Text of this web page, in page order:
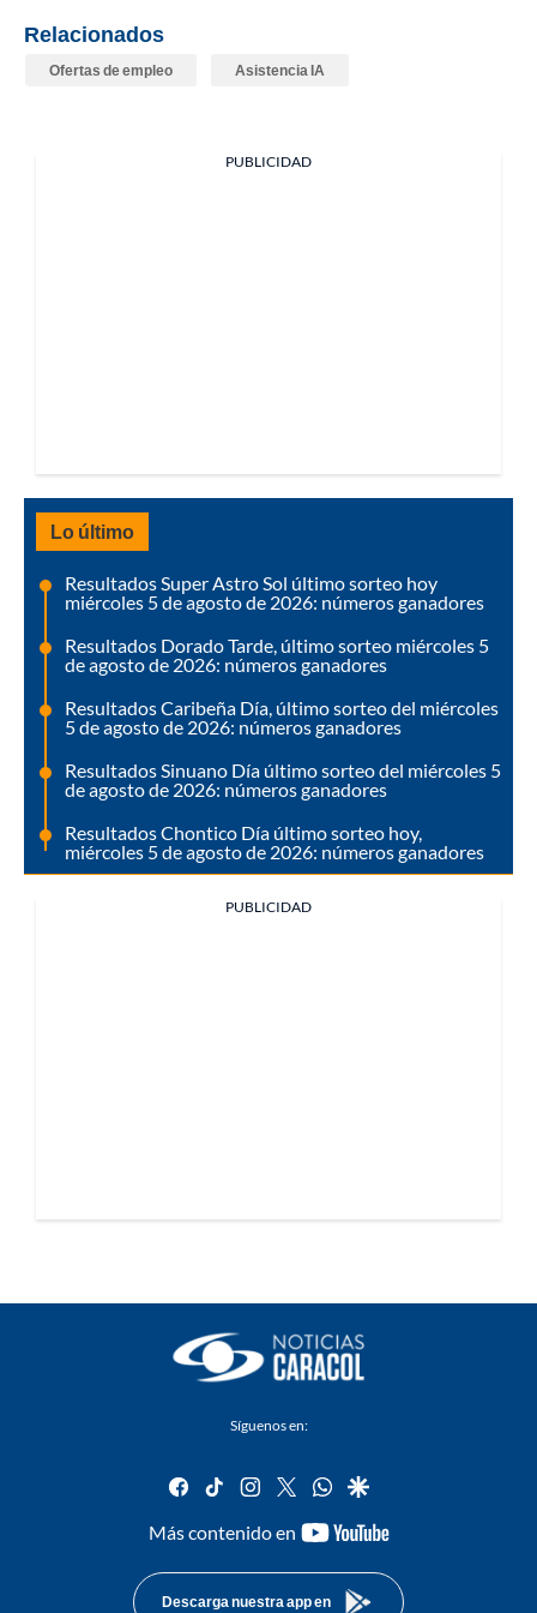
Relacionados
Ofertas de empleo Asistencia IA
PUBLICIDAD
Lo último
Resultados Super Astro Sol último sorteo hoy
miércoles 5 de agosto de 2026: números ganadores
Resultados Dorado Tarde, último sorteo miércoles 5
de agosto de 2026: números ganadores
Resultados Caribeña Día, último sorteo del miércoles
5 de agosto de 2026: números ganadores
Resultados Sinuano Día último sorteo del miércoles 5
de agosto de 2026: números ganadores
Resultados Chontico Día último sorteo hoy,
miércoles 5 de agosto de 2026: números ganadores
PUBLICIDAD
Síguenos en:
facebook
tiktok instagram
twitterwhatsapp
google
Más contenido en
youtube-
Descarga nuestra app en